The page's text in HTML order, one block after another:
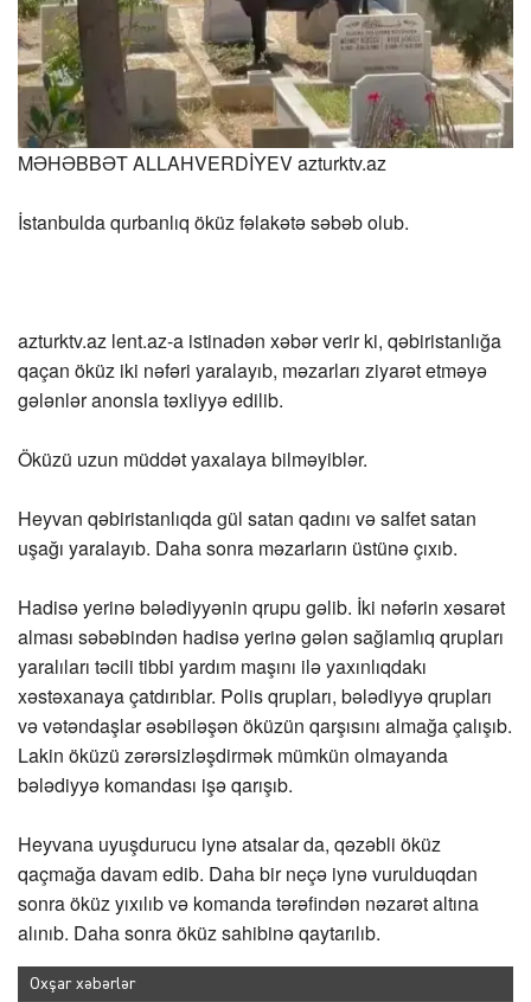
MƏHƏBBƏT ALLAHVERDİYEVazturktv.az
İstanbulda qurbanlıq öküz fəlakətə səbəb olub.
azturktv.az lent.az-a istinadən xəbər verir ki, qəbiristanlığa
qaçan öküz iki nəfəri yaralayıb, məzarları ziyarət etməyə
gələnlər anonsla təxliyyə edilib.
Öküzü uzun müddət yaxalaya bilməyiblər.
Heyvan qəbiristanlıqda gül satan qadını və salfet satan
uşağı yaralayıb. Daha sonra məzarların üstünə çıxıb.
Hadisə yerinə bələdiyyənin qrupu gəlib. İki nəfərin xəsarət
alması səbəbindən hadisə yerinə gələn sağlamlıq qrupları
yaralıları təcili tibbi yardım maşını ilə yaxınlıqdakı
xəstəxanaya çatdırıblar. Polis qrupları, bələdiyyə qrupları
və vətəndaşlar əsəbiləşən öküzün qarşısını almağa çalışıb.
Lakin öküzü zərərsizləşdirmək mümkün olmayanda
bələdiyyə komandası işə qarışıb.
Heyvana uyuşdurucu iynə atsalar da, qəzəbli öküz
qaçmağa davam edib. Daha bir neçə iynə vurulduqdan
sonra öküz yıxılıb və komanda tərəfindən nəzarət altına
alınıb. Daha sonra öküz sahibinə qaytarılıb.
Oxşar xəbərlər